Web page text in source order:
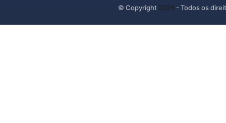
© Copyright 2026 - Todos os